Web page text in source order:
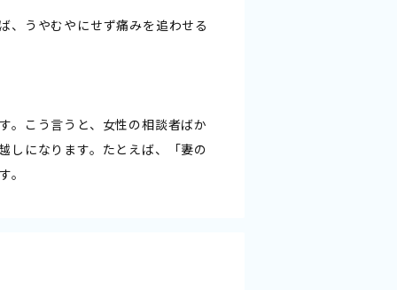
、うやむやにせず痛みを追わせる
。こう言うと、女性の相談者ばか
しになります。たとえば、「妻の
。